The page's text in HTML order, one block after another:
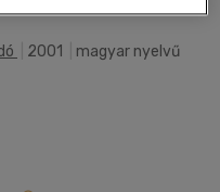
2001
magyar nyelvű